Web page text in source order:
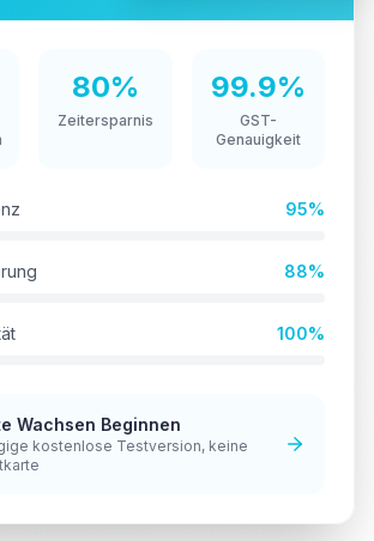
80%
Zeitersparnis
99.9%
GST-
Genauigkeit
95%
88%
100%
Wachsen Beginnen
kostenlose Testversion, keine